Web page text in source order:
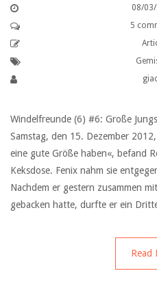
08/
5
Windelfreunde (6) #6: Große
Samstag, den 15. Dezember
eine gute Größe haben«, befand
Keksdose. Fenix nahm sie
Nachdem er gestern zusammen
gebacken hatte, durfte er ein
Read